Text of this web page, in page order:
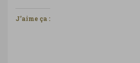
J’aime ça :